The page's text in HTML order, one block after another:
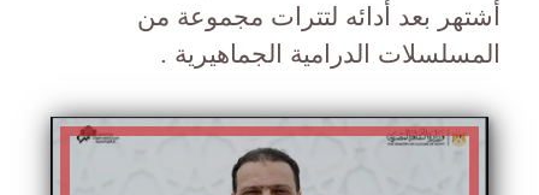
أشتهر بعد أدائه لتترات مجموعة من
المسلسلات الدرامية الجماهيرية .